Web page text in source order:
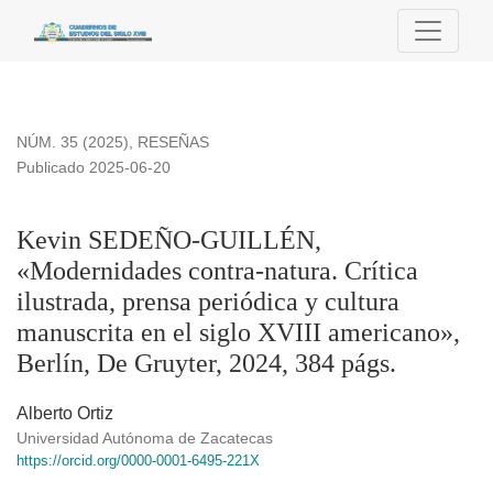
Kevin SEDEÑO-GUILLÉN, «Modernidades contra-natura.
NÚM. 35 (2025), RESEÑAS
Kevin SEDEÑO-GUILLÉN,
«Modernidades contra-natura. Crítica
ilustrada, prensa periódica y cultura
manuscrita en el siglo XVIII americano»,
Berlín, De Gruyter, 2024, 384 págs.
Publicado 2025-06-20
Alberto Ortiz
Universidad Autónoma de Zacatecas
https://orcid.org/0000-0001-6495-221X